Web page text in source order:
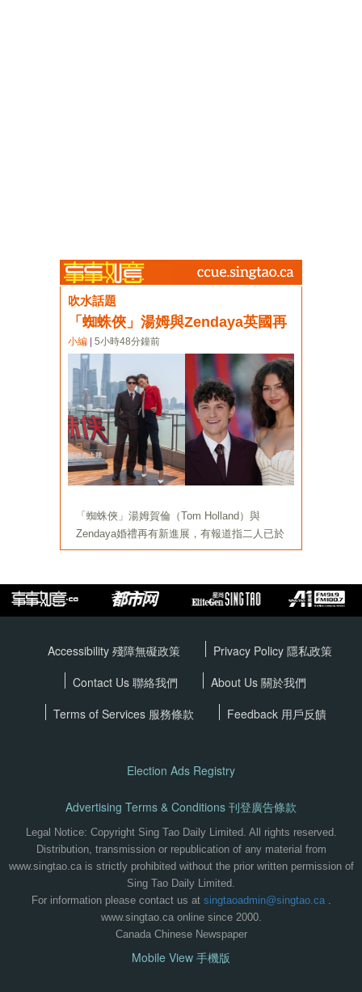
Accessibility 殘障無礙政策 Privacy Policy 隱私政策
Contact Us 聯絡我們
About Us 關於我們
Terms of Services 服務條款 Feedback 用戶反饋
Election Ads Registry
Advertising Terms & Conditions 刊登廣告條款
Legal Notice: Copyright Sing Tao Daily Limited. All rights reserved.
Distribution, transmission or republication of any material from
www.singtao.ca is strictly prohibited without the prior written permission of
Sing Tao Daily Limited.
For information please contact us at singtaoadmin@singtao.ca.
www.singtao.ca online since 2000.
Canada Chinese Newspaper
Mobile View 手機版